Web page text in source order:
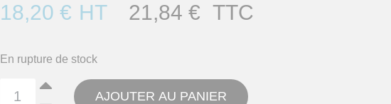
18,20 € HT 21,84 € TTC
En rupture de stock
AJOUTER AU PANIER